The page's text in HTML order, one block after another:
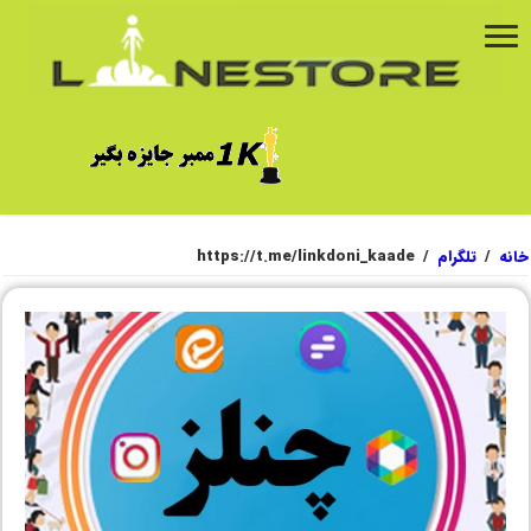
خانه / تلگرام /
https://t.me/linkdoni_kaade